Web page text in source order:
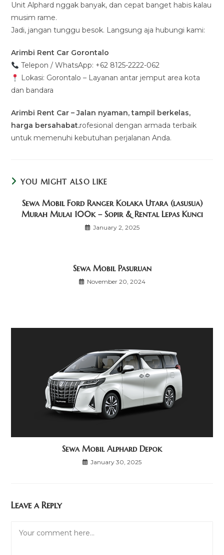
Unit Alphard nggak banyak, dan cepat banget habis kalau
musim rame.
Jadi, jangan tunggu besok. Langsung aja hubungi kami:
Arimbi Rent Car Gorontalo
Telepon / WhatsApp: +62 8125-2222-062
Lokasi: Gorontalo – Layanan antar jemput area kota
dan bandara
Arimbi Rent Car – Jalan nyaman, tampil berkelas,
harga bersahabat.rofesional dengan armada terbaik
untuk memenuhi kebutuhan perjalanan Anda.
YOU MIGHT ALSO LIKE
Sewa Mobil Ford Ranger Kolaka Utara (lasusua)
Murah Mulai 100k – Sopir & Rental Lepas Kunci
January 2, 2025
Sewa Mobil Pasuruan
November 20, 2024
Sewa Mobil Alphard Depok
January 30, 2025
Leave a Reply